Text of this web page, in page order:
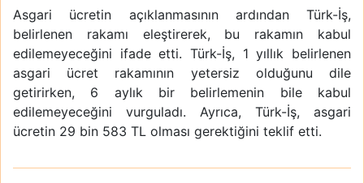
Asgari ücretin açıklanmasının ardından Türk-İş,
belirlenen rakamı eleştirerek, bu rakamın kabul
edilemeyeceğini ifade etti. Türk-İş, 1 yıllık belirlenen
asgari ücret rakamının yetersiz olduğunu dile
getirirken, 6 aylık bir belirlemenin bile kabul
edilemeyeceğini vurguladı. Ayrıca, Türk-İş, asgari
ücretin 29 bin 583 TL olması gerektiğini teklif etti.